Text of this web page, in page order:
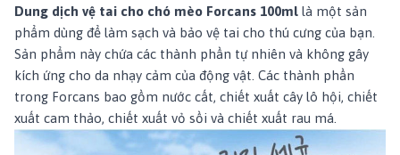
Dung dịch vệ tai cho chó mèo Forcans 100ml là một sản
phẩm dùng để làm sạch và bảo vệ tai cho thú cưng của bạn.
Sản phẩm này chứa các thành phần tự nhiên và không gây
kích ứng cho da nhạy cảm của động vật. Các thành phần
trong Forcans bao gồm nước cất, chiết xuất cây lô hội, chiết
xuất cam thảo, chiết xuất vỏ sồi và chiết xuất rau má.